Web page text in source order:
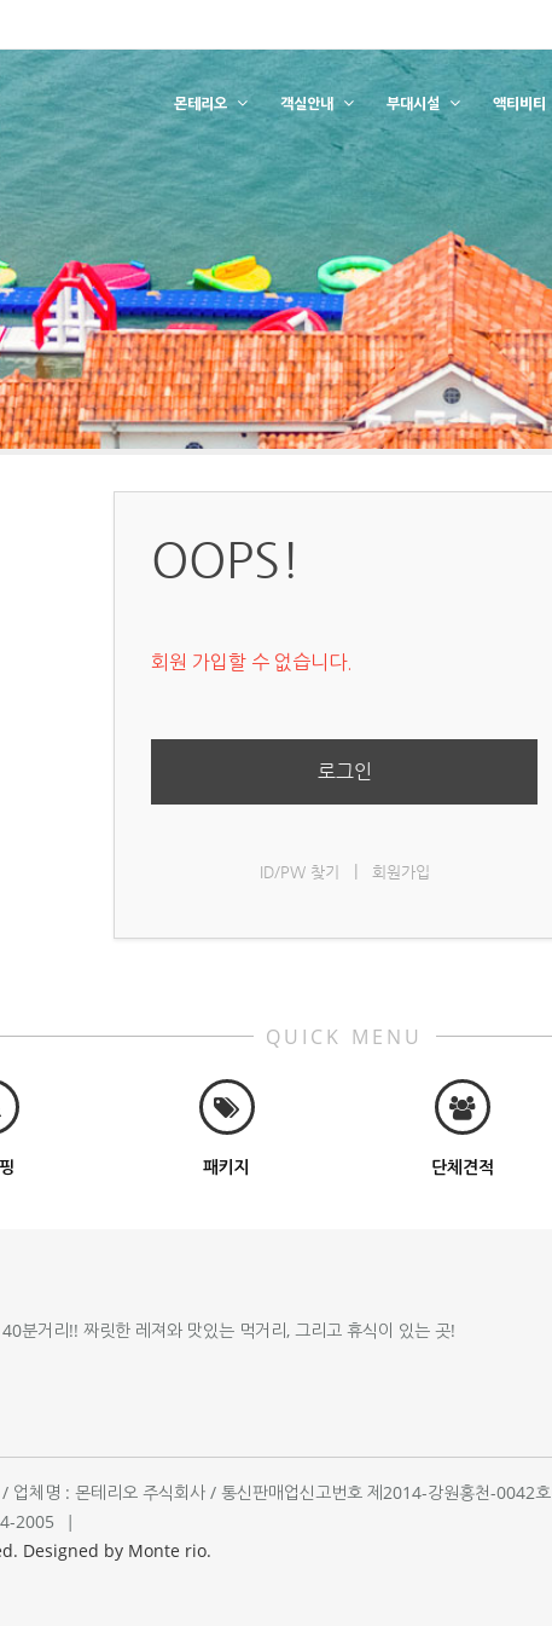
몬테리오 객실안내 부대시설 액티비티
OOPS!
회원 가입할 수 없습니다.
로그인
ID/PW 찾기 회원가입
QUICK MENU
패키지 단체견적
분거리!! 짜릿한 레져와 맛있는 먹거리, 그리고 휴식이 있는 곳!
체명 : 몬테리오 주식회사 / 통신판매업신고번호 제2014-강원홍천-0042호
2005
|
Designed by Monte rio.